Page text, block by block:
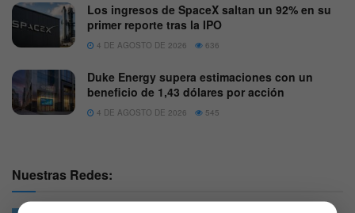
Los ingresos de SpaceX saltan un 92% en su
primer reporte tras la IPO
4 DE AGOSTO DE 2026 636
Duke Energy supera estimaciones con un
beneficio de 1,43 dólares por acción
4 DE AGOSTO DE 2026 545
Nuestras Redes: